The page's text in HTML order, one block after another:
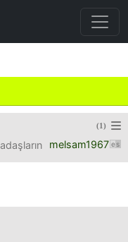
(1)
melsam1967
bilgisi vardır